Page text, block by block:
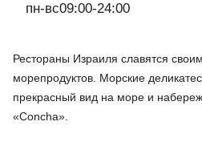
пн-вс09:00-24:00
Рестораны Израиля славятся
морепродуктов. Морские
прекрасный вид на море и
«Concha».